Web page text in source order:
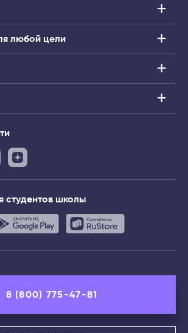
любой цели
студентов школы
8 (800) 775-47-81